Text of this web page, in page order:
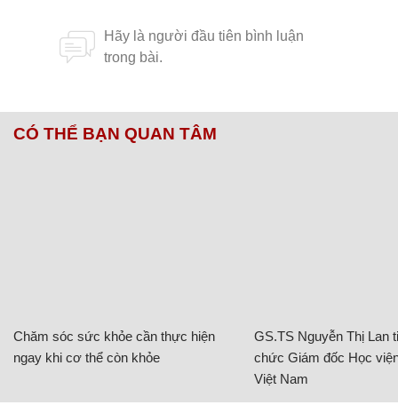
CÓ THỂ BẠN QUAN TÂM
Chăm sóc sức khỏe cần thực hiện
ngay khi cơ thể còn khỏe
GS.TS Nguyễn Thị Lan
chức Giám đốc Học
Việt Nam